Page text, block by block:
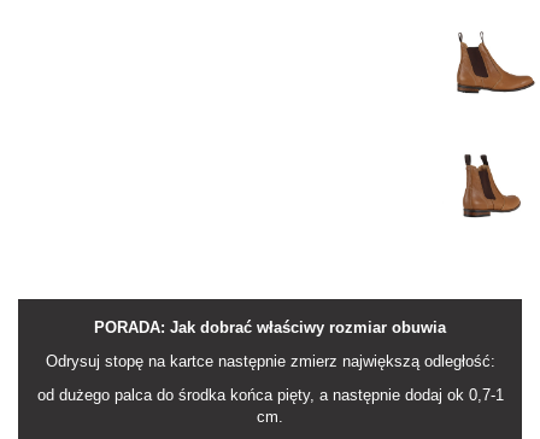
PORADA: Jak dobrać właściwy rozmiar obuwia
Odrysuj stopę na kartce następnie zmierz największą odległość:
od dużego palca do środka końca pięty, a następnie dodaj ok 0,7-1
cm.